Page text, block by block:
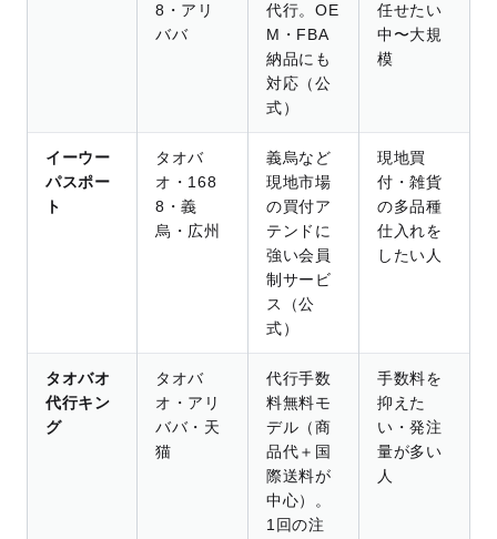
8・アリ
ババ
代行。OE
M・FBA
納品にも
対応（公
式）
任せたい
中〜大規
模
イーウー
パスポー
ト
タオバ
オ・168
8・義
烏・広州
義烏など
現地市場
の買付ア
テンドに
強い会員
制サービ
ス（公
式）
現地買
付・雑貨
の多品種
仕入れを
したい人
タオバオ
代行キン
グ
タオバ
オ・アリ
ババ・天
猫
代行手数
料無料モ
デル（商
品代＋国
際送料が
中心）。
1回の注
手数料を
抑えた
い・発注
量が多い
人